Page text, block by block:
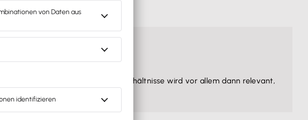
Unterscheidung der Dienstverhältnisse wird vor allem dann relevant,